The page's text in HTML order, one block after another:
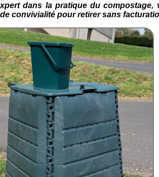
dans la pratique du compostage,
d’initiation et profitez de ce moment de convivialité